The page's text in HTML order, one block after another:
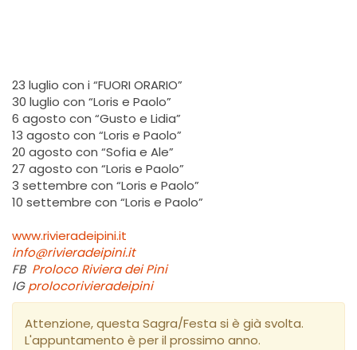
23 luglio con i “FUORI ORARIO”
30 luglio con “Loris e Paolo”
6 agosto con “Gusto e Lidia”
13 agosto con “Loris e Paolo”
20 agosto con “Sofia e Ale”
27 agosto con “Loris e Paolo”
3 settembre con “Loris e Paolo”
10 settembre con “Loris e Paolo”
www.rivieradeipini.it
info@rivieradeipini.it
FB Proloco Riviera dei Pini
IGprolocorivieradeipini
Attenzione, questa Sagra/Festa si è già svolta.
L'appuntamento è per il prossimo anno.